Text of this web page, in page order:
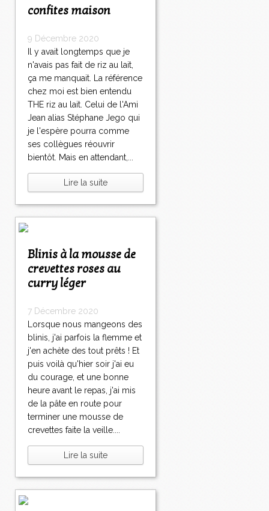
confites maison
9 Décembre 2020
Il y avait longtemps que je
n'avais pas fait de riz au lait,
ça me manquait. La référence
chez moi est bien entendu
THE riz au lait. Celui de l'Ami
Jean alias Stéphane Jego qui
je l'espère pourra comme
ses collègues réouvrir
bientôt. Mais en attendant,...
Lire la suite
Blinis à la mousse de
crevettes roses au
curry léger
7 Décembre 2020
Lorsque nous mangeons des
blinis, j'ai parfois la flemme et
j'en achète des tout prêts ! Et
puis voilà qu'hier soir j'ai eu
du courage, et une bonne
heure avant le repas, j'ai mis
de la pâte en route pour
terminer une mousse de
crevettes faite la veille....
Lire la suite